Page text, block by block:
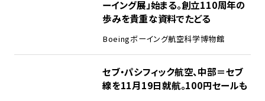
ーイング展」始まる。創立110周年の
歩みを貴重な資料でたどる
Boeingボーイング航空科学博物館
セブ・パシフィック航空、中部＝セブ
線を11月19日就航。100円セールも